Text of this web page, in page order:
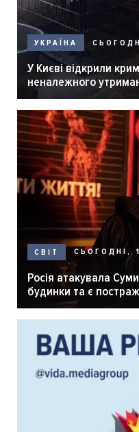
УКРАЇНА
У Києві відкрили
неналежного
розпліднику
СВІТ СЬОГОДНІ,
Росія атакувала
будинки та є